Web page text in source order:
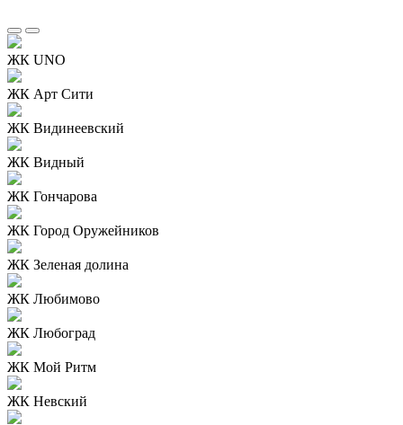
ЖК UNO
ЖК Арт Сити
ЖК Видинеевский
ЖК Видный
ЖК Гончарова
ЖК Город Оружейников
ЖК Зеленая долина
ЖК Любимово
ЖК Любоград
ЖК Мой Ритм
ЖК Невский